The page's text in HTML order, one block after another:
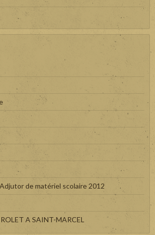
de matériel scolaire 2012
A SAINT-MARCEL